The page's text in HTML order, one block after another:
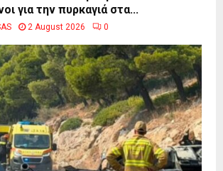
για την πυρκαγιά στα...
2 August 2026 0